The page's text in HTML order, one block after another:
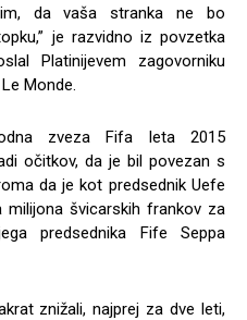
da vaša stranka ne bo
je razvidno iz povzetka
Platinijevem zagovorniku
Monde.
zveza Fifa leta 2015
očitkov, da je bil povezan s
da je kot predsednik Uefe
milijona švicarskih frankov za
predsednika Fife Seppa
znižali, najprej za dve leti,